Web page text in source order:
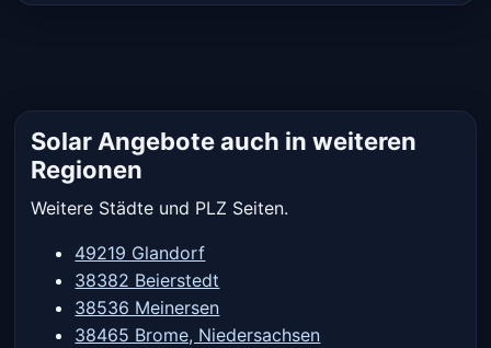
Solar Angebote auch in weiteren
Regionen
Weitere Städte und PLZ Seiten.
49219 Glandorf
38382 Beierstedt
38536 Meinersen
38465 Brome, Niedersachsen